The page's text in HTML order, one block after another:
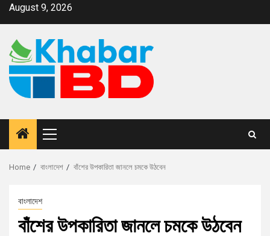
August 9, 2026
Home বাংলাদেশ বাঁশের উপকারিতা জানলে চমকে উঠবেন
বাংলাদেশ
বাঁশের উপকারিতা জানলে চমকে উঠবেন